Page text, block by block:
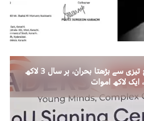
پاکستان میں فالج تیزی سے بڑھتا بحران، ہر سال 3 لاکھ